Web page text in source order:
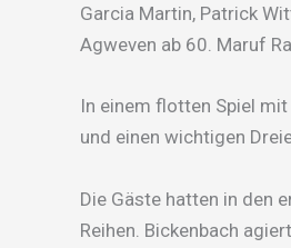
Garcia Martin, Patrick
Agweven ab 60. Maruf
In einem flotten Spiel
und einen wichtigen
Die Gäste hatten in den
Reihen. Bickenbach